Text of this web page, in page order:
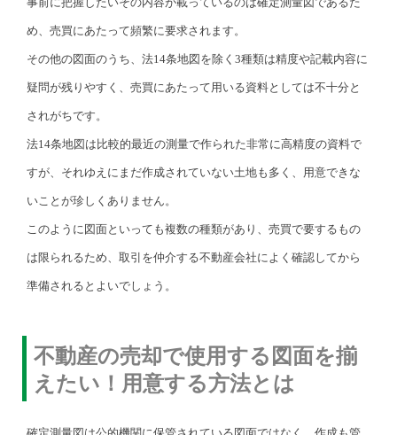
め、売買にあたって頻繁に要求されます。
その他の図面のうち、法14条地図を除く3種類は精度や記載内容に
疑問が残りやすく、売買にあたって用いる資料としては不十分と
されがちです。
法14条地図は比較的最近の測量で作られた非常に高精度の資料で
すが、それゆえにまだ作成されていない土地も多く、用意できな
いことが珍しくありません。
このように図面といっても複数の種類があり、売買で要するもの
は限られるため、取引を仲介する不動産会社によく確認してから
準備されるとよいでしょう。
不動産の売却で使用する図面を揃
えたい！用意する方法とは